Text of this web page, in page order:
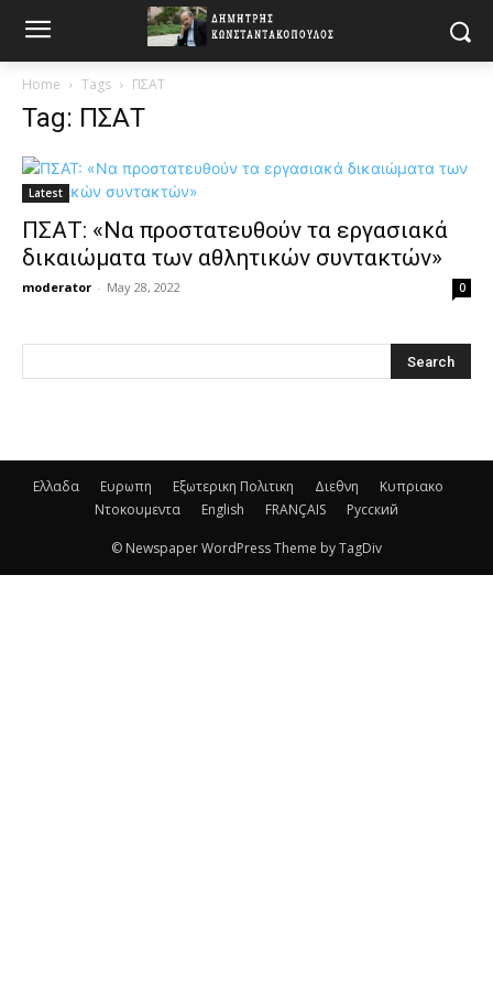
Home Tags ΠΣΑΤ
Tag: ΠΣΑΤ
Latest
ΠΣΑΤ: «Να προστατευθούν τα εργασιακά
δικαιώματα των αθλητικών συντακτών»
moderator - May 28, 2022 0
Ελλαδα Ευρωπη Εξωτερικη Πολιτικη Διεθνη
Κυπριακο
Ντοκουμεντα
English FRANÇAIS Русский
© Newspaper WordPress Theme by TagDiv